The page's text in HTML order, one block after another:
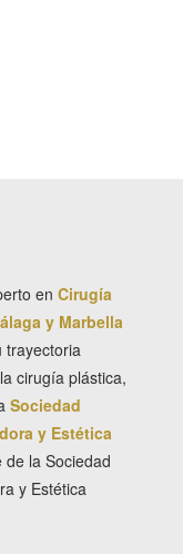
en Cirugía
y Marbella
trayectoria
cirugía plástica,
Sociedad
y Estética
de la Sociedad
y Estética